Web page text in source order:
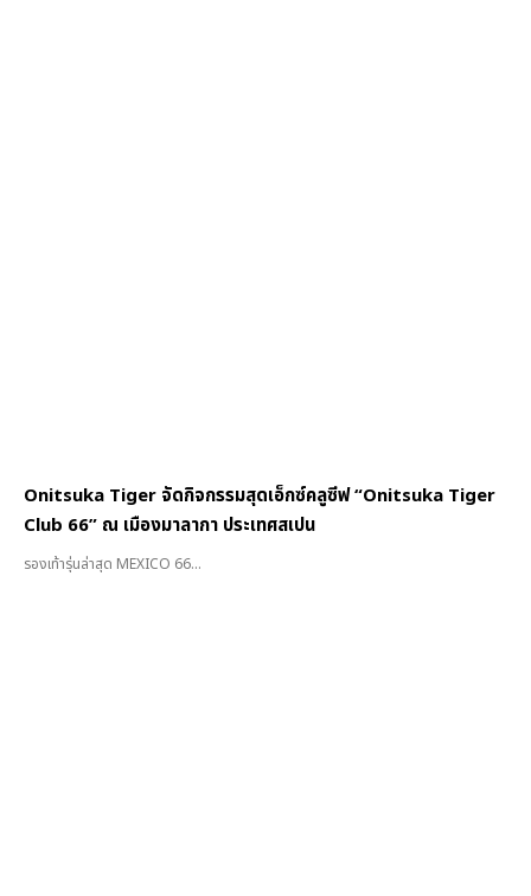
Onitsuka Tiger จัดกิจกรรมสุดเอ็กซ์คลูซีฟ “Onitsuka Tiger
Club 66” ณ เมืองมาลากา ประเทศสเปน
รองเท้ารุ่นล่าสุด MEXICO 66...